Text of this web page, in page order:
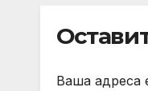
Ваша адреса